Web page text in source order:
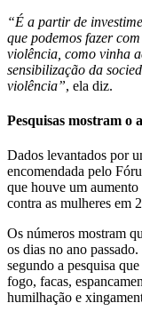
“É a partir de
que podemos fazer
violência, como vinha
sensibilização da
violência”, ela diz.
Pesquisas mostram o
Dados levantados por
encomendada pelo
que houve um
contra as mulheres em
Os números mostram
os dias no ano
segundo a pesquisa
fogo, facas,
humilhação e